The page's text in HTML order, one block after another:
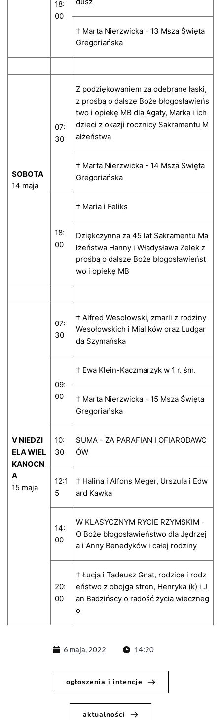
18:
00
† Marta Nierzwicka - 13 Msza Święta
Gregoriańska
SOBOTA
14 maja
07:
30
Z podziękowaniem za odebrane łaski,
z prośbą o dalsze Boże błogosławieńs
two i opiekę MB dla Agaty, Marka i ich
dzieci z okazji rocznicy Sakramentu M
ałżeństwa
† Marta Nierzwicka - 14 Msza Święta
Gregoriańska
18:
00
† Maria i Feliks
Dziękczynna za 45 lat Sakramentu Ma
łżeństwa Hanny i Władysława Zelek z
prośbą o dalsze Boże błogosławieńst
wo i opiekę MB
V NIEDZI
ELA WIEL
KANOCN
A
15 maja
07:
30
† Alfred Wesołowski, zmarli z rodziny
Wesołowskich i Mialików oraz Ludgar
da Szymańska
09:
00
† Ewa Klein-Kaczmarzyk w 1 r. śm.
† Marta Nierzwicka - 15 Msza Święta
Gregoriańska
10:
30
SUMA - ZA PARAFIAN I OFIARODAWC
ÓW
12:1
5
† Halina i Alfons Meger, Urszula i Edw
ard Kawka
14:
00
W KLASYCZNYM RYCIE RZYMSKIM -
O Boże błogosławieństwo dla Jędrzej
a i Anny Benedyków i całej rodziny
20:
00
† Łucja i Tadeusz Gnat, rodzice i rodz
eństwo z obojga stron, Henryka (k) i J
an Badzińscy o radość życia wieczneg
o
6 maja, 2022 14:20
ogłoszenia i intencje
aktualności